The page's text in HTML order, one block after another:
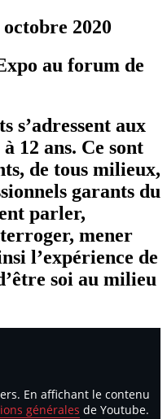
2020
au forum de
s’adressent aux
12 ans. Ce sont
de tous milieux,
garants du
parler,
mener
l’expérience de
soi au milieu
En affichant le contenu
générales de Youtube.